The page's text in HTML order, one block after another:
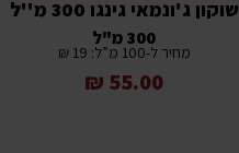
שוקון ג'ונמאי גינגו 300 מ''ל
300 מ"ל
מחיר ל-100 מ”ל: 19 ₪
55.00 ₪